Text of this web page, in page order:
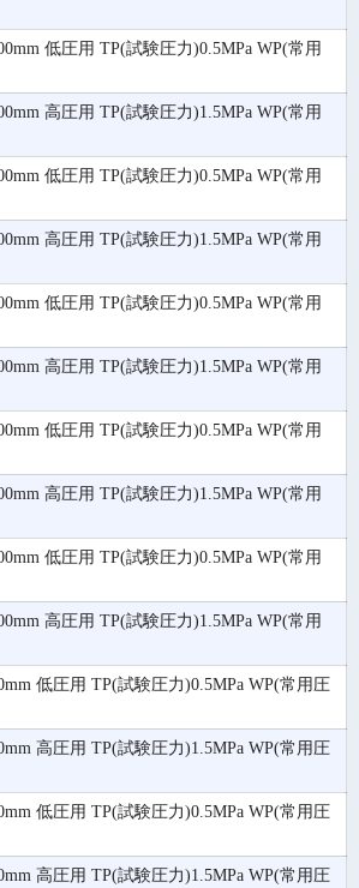
低圧用 TP(試験圧力)0.5MPa WP(常用
高圧用 TP(試験圧力)1.5MPa WP(常用
低圧用 TP(試験圧力)0.5MPa WP(常用
高圧用 TP(試験圧力)1.5MPa WP(常用
低圧用 TP(試験圧力)0.5MPa WP(常用
高圧用 TP(試験圧力)1.5MPa WP(常用
低圧用 TP(試験圧力)0.5MPa WP(常用
高圧用 TP(試験圧力)1.5MPa WP(常用
低圧用 TP(試験圧力)0.5MPa WP(常用
高圧用 TP(試験圧力)1.5MPa WP(常用
低圧用 TP(試験圧力)0.5MPa WP(常用圧
高圧用 TP(試験圧力)1.5MPa WP(常用圧
低圧用 TP(試験圧力)0.5MPa WP(常用圧
高圧用 TP(試験圧力)1.5MPa WP(常用圧